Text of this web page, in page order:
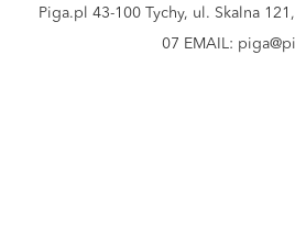
Piga.pl 43-100 Tychy, ul. Skalna
07 EMAIL: